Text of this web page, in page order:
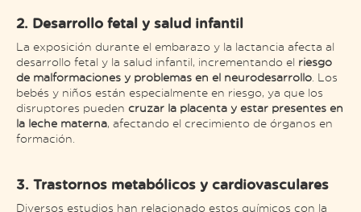
2. Desarrollo fetal y salud infantil
La exposición durante el embarazo y la lactancia afecta al
desarrollo fetal y la salud infantil, incrementando el riesgo
de malformaciones y problemas en el neurodesarrollo . Los
bebés y niños están especialmente en riesgo, ya que los
disruptores pueden cruzar la placenta y estar presentes en
la leche materna, afectando el crecimiento de órganos en
formación.
3. Trastornos metabólicos y cardiovasculares
Diversos estudios han relacionado estos químicos con la